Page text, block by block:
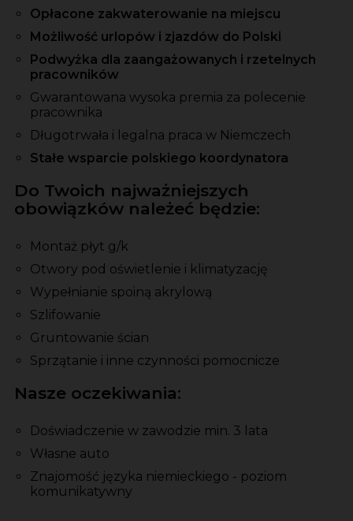
Opłacone zakwaterowanie na miejscu
Możliwość urlopów i zjazdów do Polski
Podwyżka dla zaangażowanych i rzetelnych
pracowników
Gwarantowana wysoka premia za polecenie
pracownika
Długotrwała i legalna praca w Niemczech
Stałe wsparcie polskiego koordynatora
Do Twoich najważniejszych
obowiązków należeć będzie:
Montaż płyt g/k
Otwory pod oświetlenie i klimatyzację
Wypełnianie spoiną akrylową
Szlifowanie
Gruntowanie ścian
Sprzątanie i inne czynności pomocnicze
Nasze oczekiwania:
Doświadczenie w zawodzie min. 3 lata
Własne auto
Znajomość języka niemieckiego - poziom
komunikatywny